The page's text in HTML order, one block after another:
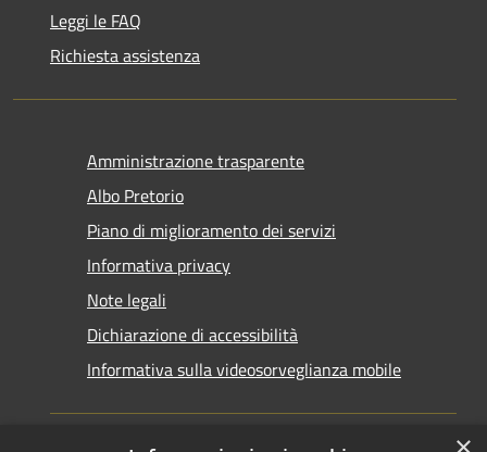
Leggi le FAQ
Richiesta assistenza
Amministrazione trasparente
Albo Pretorio
Piano di miglioramento dei servizi
Informativa privacy
Note legali
Dichiarazione di accessibilità
Informativa sulla videosorveglianza mobile